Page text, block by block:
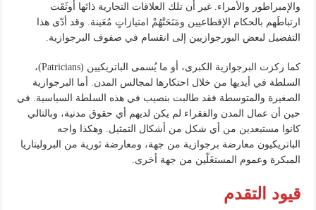
والإمبراطور والأمراء. غير أن تلك العلاقات التجارية ذاتَها أوثَقَت
ارتباطَهم بالحكام الإقطاعيين ومَنَحَتْهُمْ امتيازاتٍ مُعَينة. وقد أدّى هذا
التفضيل لبعض البورجوازيين إلى انقسام في صفوف البرجوازية.
كما ركزت البرجوازية الكبرى، أو ما يُسمى الباتريكيين (Patricians)،
السلطة في أيديها من خلال احتكارها لمجالس المدن. أما البرجوازية
الصغيرة والمتوسطة فقد طالبت بنصيب في هذه السلطة السياسية. في
حين أن عمال المدن والفقراء لم يكن لديهم أي حقوق مدنية، وبالتالي
كانوا مستبعدين من أي شكل من أشكال التمثيل. وهكذا واجه
الباتريكيون معارضة برجوازية من جهة، ومعارضة ثورية من البروليتاريا
المبكرة وعموم المستغَلّين من جهة أخرى.
قيود التقدم